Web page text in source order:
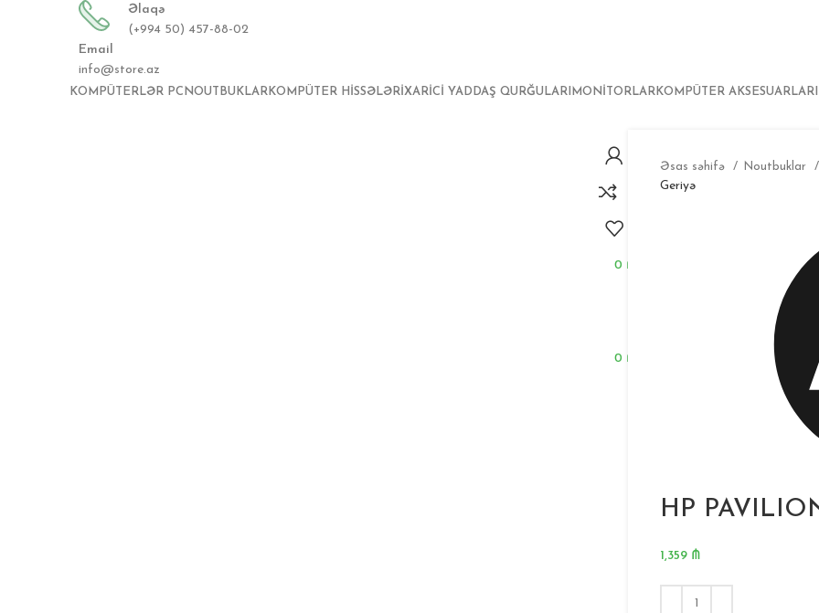
Əlaqə
(+994 50) 457-88-02
Email
info@store.az
0 ₼
0 ₼
KOMPÜTERLƏR PC NOUTBUKLAR KOMPÜTER HISSƏLƏRI XARICI YADDAŞ QURĞULARI MONITORLAR KOMPÜTER AKSESUARLARI
Əsas səhifə Noutbuklar
Geriyə
HP
1,359 ₼